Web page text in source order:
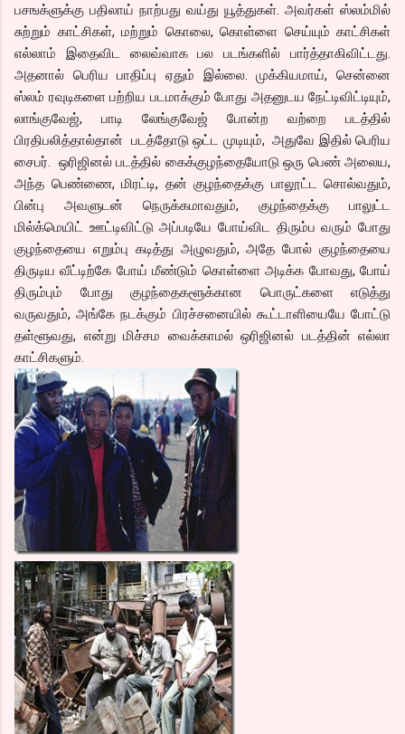
பசஙக்ளுக்கு பதிலாய் நாற்பது வய்து யூத்துகள். அவர்கள் ஸ்லம்மில்
சுற்றும் காட்சிகள், மற்றும் கொலை, கொள்ளை செய்யும் காட்சிகள்
எல்லாம் இதைவிட லைவ்வாக பல படங்களில் பார்த்தாகிவிட்டது.
அதனால் பெரிய பாதிப்பு ஏதும் இல்லை. முக்கியமாய், சென்னை
ஸ்லம் ரவுடிகளை பற்றிய படமாக்கும் போது அதனுடய நேட்டிவிட்டியும்,
லாங்குவேஜ், பாடி லேங்குவேஜ் போன்ற வற்றை படத்தில்
பிரதிபலித்தால்தான் படத்தோடு ஒட்ட முடியும், அதுவே இதில் பெரிய
சைபர். ஒரிஜினல் படத்தில் கைக்குழந்தையோடு ஒரு பெண் அலைய,
அந்த பெண்ணை, மிரட்டி, தன் குழந்தைக்கு பாலூட்ட சொல்வதும்,
பின்பு அவளுடன் நெருக்கமாவதும், குழந்தைக்கு பாலுட்ட
மில்க்மெயிட் ஊட்டிவிட்டு அப்படியே போய்விட திரும்ப வரும் போது
குழந்தையை எறும்பு கடித்து அழுவதும், அதே போல் குழந்தையை
திருடிய வீட்டிற்கே போய் மீண்டும் கொள்ளை அடிக்க போவது, போய்
திரும்பும் போது குழந்தைகளூக்கான பொருட்களை எடுத்து
வருவதும், அங்கே நடக்கும் பிரச்சனையில் கூட்டாளியையே போட்டு
தள்ளூவது, என்று மிச்சம வைக்காமல் ஒரிஜினல் படத்தின் எல்லா
காட்சிகளும்.